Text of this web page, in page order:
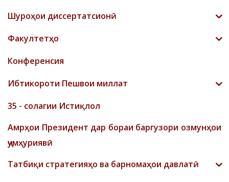
Шyроҳои диссертатсионӣ
Факултетҳо
Конференсия
Ибтикороти Пешвои миллат
35 - солагии Истиқлол
Амрҳои Президент дар бораи баргузори озмунҳои
ҷумҳуриявӣ
Татбиқи стратегияҳо ва барномаҳои давлатӣ